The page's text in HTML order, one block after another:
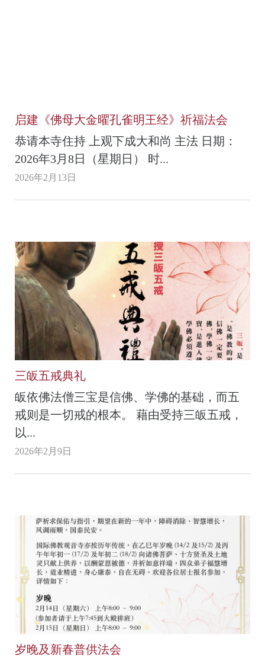
启建《佛母大金曜孔雀明王经》祈福法会
恭请本寺住持 上观下成大和尚 主法 日期：
2026年3月8日（星期日） 时...
2026年2月13日
三皈五戒典礼
皈依佛法僧三宝是信佛、学佛的基础，而五
戒则是一切戒的根本。 藉由受持三皈五戒，
以...
2026年2月9日
岁晚及新春普供法会